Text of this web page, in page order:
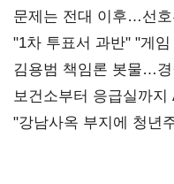
문제는 전대 이후…선
불복'
"1차 투표서 과반" "게
김용범 책임론 봇물…
보건소부터 응급실까
"강남사옥 부지에 청년